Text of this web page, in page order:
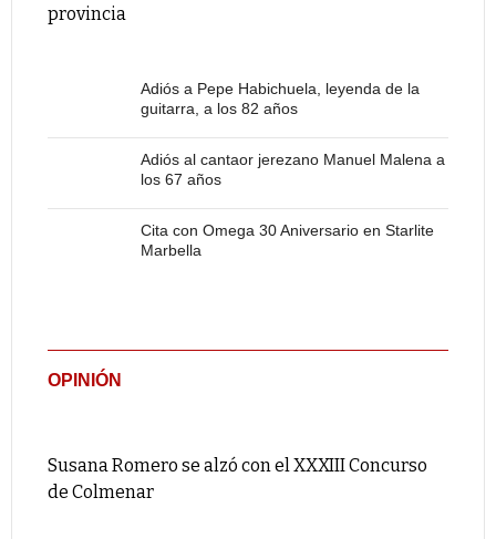
provincia
Adiós a Pepe Habichuela, leyenda de la
guitarra, a los 82 años
Adiós al cantaor jerezano Manuel Malena a
los 67 años
Cita con Omega 30 Aniversario en Starlite
Marbella
OPINIÓN
Susana Romero se alzó con el XXXIII Concurso
de Colmenar